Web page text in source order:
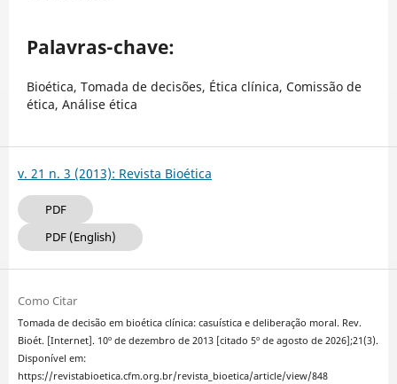
Palavras-chave:
Bioética, Tomada de decisões, Ética clínica, Comissão de
ética, Análise ética
v. 21 n. 3 (2013): Revista Bioética
PDF
PDF (English)
Como Citar
Tomada de decisão em bioética clínica: casuística e deliberação moral. Rev.
Bioét. [Internet]. 10º de dezembro de 2013 [citado 5º de agosto de 2026];21(3).
Disponível em:
https://revistabioetica.cfm.org.br/revista_bioetica/article/view/848